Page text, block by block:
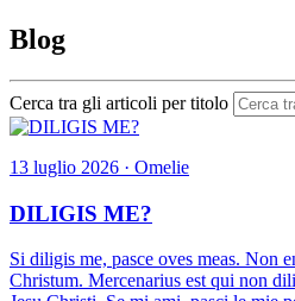
Blog
Cerca tra gli articoli per titolo
13 luglio 2026 · Omelie
DILIGIS ME?
Si diligis me, pasce oves meas. Non
Christum. Mercenarius est qui non